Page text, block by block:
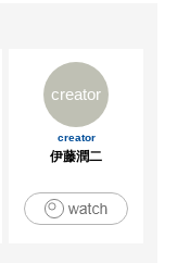
creator
creator
伊藤潤二